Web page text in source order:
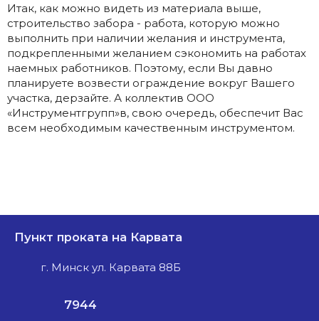
Итак, как можно видеть из материала выше,
строительство забора - работа, которую можно
выполнить при наличии желания и инструмента,
подкрепленными желанием сэкономить на работах
наемных работников. Поэтому, если Вы давно
планируете возвести ограждение вокруг Вашего
участка, дерзайте. А коллектив ООО
«Инструментгрупп»в, свою очередь, обеспечит Вас
всем необходимым качественным инструментом.
Пункт проката на Карвата
г. Минск ул. Карвата 88Б
7944